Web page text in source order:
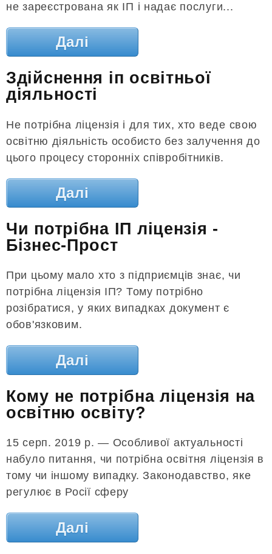
не зареєстрована як ІП і надає послуги...
Далі
Здійснення іп освітньої
діяльності
Не потрібна ліцензія і для тих, хто веде свою
освітню діяльність особисто без залучення до
цього процесу сторонніх співробітників.
Далі
Чи потрібна ІП ліцензія -
Бізнес-Прост
При цьому мало хто з підприємців знає, чи
потрібна ліцензія ІП? Тому потрібно
розібратися, у яких випадках документ є
обов'язковим.
Далі
Кому не потрібна ліцензія на
освітню освіту?
15 серп. 2019 р. — Особливої ​​актуальності
набуло питання, чи потрібна освітня ліцензія в
тому чи іншому випадку. Законодавство, яке
регулює в Росії сферу
Далі